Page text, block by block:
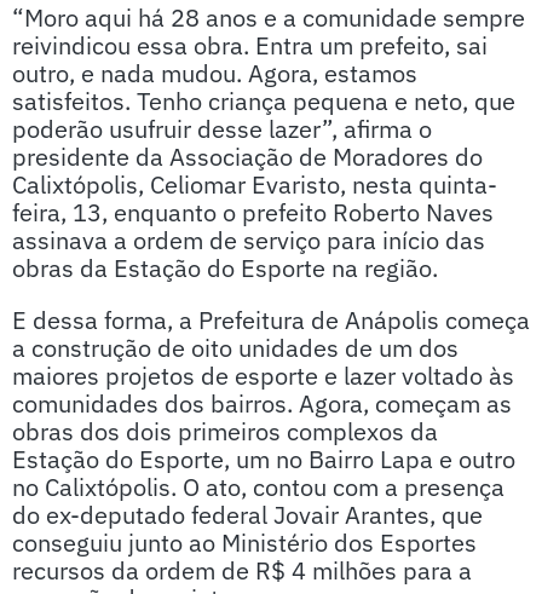
“Moro aqui há 28 anos e a comunidade sempre
reivindicou essa obra. Entra um prefeito, sai
outro, e nada mudou. Agora, estamos
satisfeitos. Tenho criança pequena e neto, que
poderão usufruir desse lazer”, afirma o
presidente da Associação de Moradores do
Calixtópolis, Celiomar Evaristo, nesta quinta-
feira, 13, enquanto o prefeito Roberto Naves
assinava a ordem de serviço para início das
obras da Estação do Esporte na região.
E dessa forma, a Prefeitura de Anápolis começa
a construção de oito unidades de um dos
maiores projetos de esporte e lazer voltado às
comunidades dos bairros. Agora, começam as
obras dos dois primeiros complexos da
Estação do Esporte, um no Bairro Lapa e outro
no Calixtópolis. O ato, contou com a presença
do ex-deputado federal Jovair Arantes, que
conseguiu junto ao Ministério dos Esportes
recursos da ordem de R$ 4 milhões para a